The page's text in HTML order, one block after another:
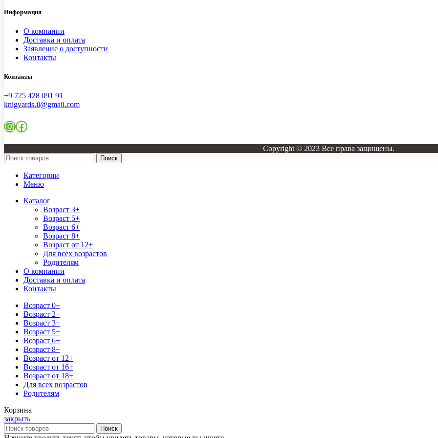
Информация
О компании
Доставка и оплата
Заявление о доступности
Контакты
Контакты
+9 725 428 091 91
knigvards.il@gmail.com
Instagram
Facebook
Copyright © 2023 Все права защищены.
Поиск
Категории
Меню
Каталог
Возраст 3+
Возраст 5+
Возраст 6+
Возраст 8+
Возраст от 12+
Для всех возрастов
Родителям
О компании
Доставка и оплата
Контакты
Возраст 0+
Возраст 2+
Возраст 3+
Возраст 5+
Возраст 6+
Возраст 8+
Возраст от 12+
Возраст от 16+
Возраст от 18+
Для всех возрастов
Родителям
Корзина
закрыть
Поиск